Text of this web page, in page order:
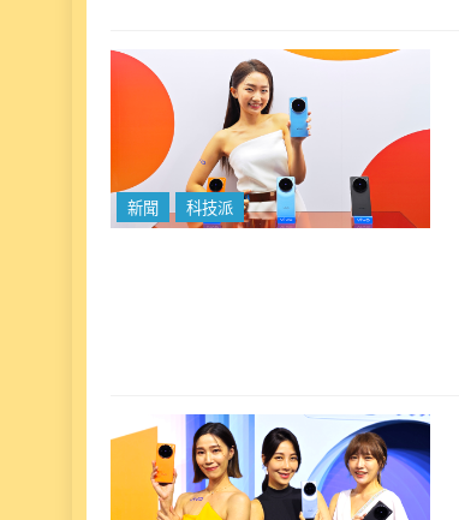
新聞 科技派